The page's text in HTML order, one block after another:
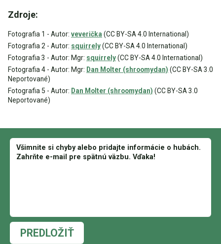
Zdroje:
Fotografia 1 - Autor: veverička (CC BY-SA 4.0 International)
Fotografia 2 - Autor: squirrely(CC BY-SA 4.0 International)
Fotografia 3 - Autor: Mgr: squirrely(CC BY-SA 4.0 International)
Fotografia 4 - Autor: Mgr: Dan Molter (shroomydan) (CC BY-SA 3.0
Neportované)
Fotografia 5 - Autor: Dan Molter (shroomydan) (CC BY-SA 3.0
Neportované)
PREDLOŽIŤ